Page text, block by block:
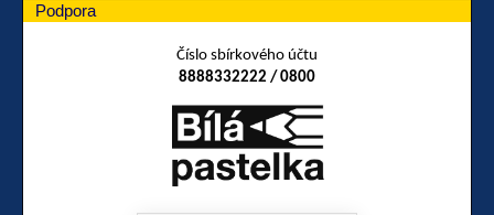
Podpora
Číslo sbírkového účtu
8888332222 / 0800